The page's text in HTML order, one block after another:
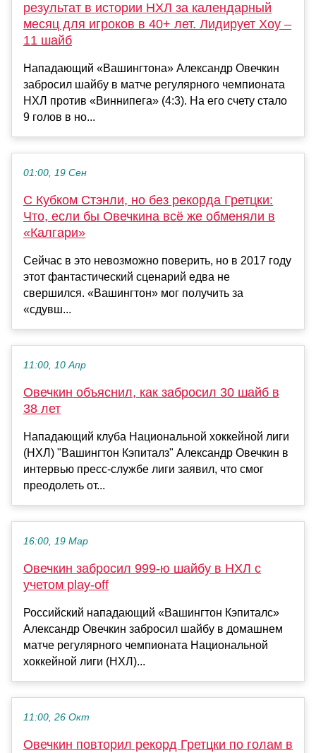
результат в истории НХЛ за календарный
месяц для игроков в 40+ лет. Лидирует Хоу –
11 шайб
Нападающий «Вашингтона» Александр Овечкин
забросил шайбу в матче регулярного чемпионата
НХЛ против «Виннипега» (4:3). На его счету стало
9 голов в но...
01:00, 19 Сен
С Кубком Стэнли, но без рекорда Гретцки:
Что, если бы Овечкина всё же обменяли в
«Калгари»
Сейчас в это невозможно поверить, но в 2017 году
этот фантастический сценарий едва не
свершился. «Вашингтон» мог получить за
«сдувш...
11:00, 10 Апр
Овечкин объяснил, как забросил 30 шайб в
38 лет
Нападающий клуба Национальной хоккейной лиги
(НХЛ) "Вашингтон Кэпиталз" Александр Овечкин в
интервью пресс-службе лиги заявил, что смог
преодолеть от...
16:00, 19 Мар
Овечкин забросил 999-ю шайбу в НХЛ с
учетом play-off
Российский нападающий «Вашингтон Кэпиталс»
Александр Овечкин забросил шайбу в домашнем
матче регулярного чемпионата Национальной
хоккейной лиги (НХЛ)...
11:00, 26 Окт
Овечкин повторил рекорд Гретцки по голам в